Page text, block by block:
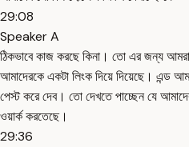
29:08
Speaker A
ঠিকভাবে কাজ করছে কিনা। তো এর জন্য
আমাদেরকে একটা লিংক দিয়ে দিয়েছে। এন্ড
পেস্ট করে দেব। তো দেখতে পাচ্ছেন যে
ওয়ার্ক করতেছে।
29:36